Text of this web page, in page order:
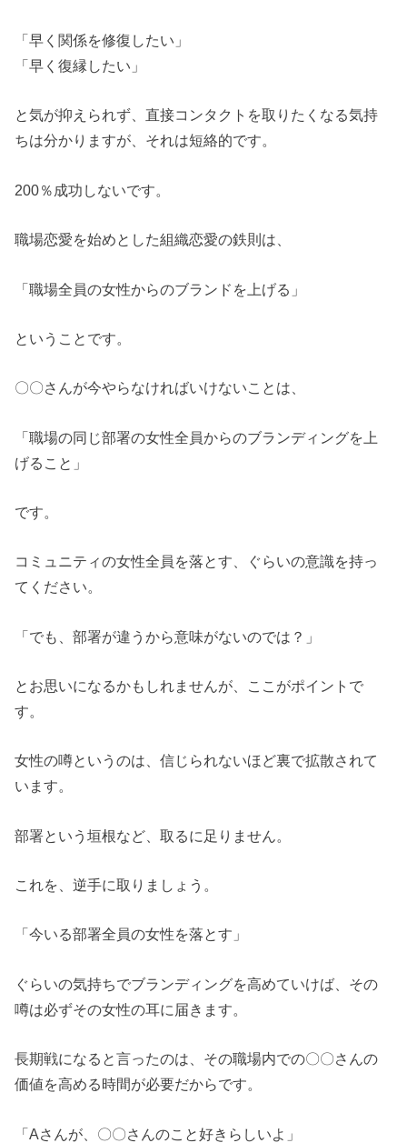
「早く関係を修復したい」
「早く復縁したい」
と気が抑えられず、直接コンタクトを取りたくなる気持
ちは分かりますが、それは短絡的です。
200％成功しないです。
職場恋愛を始めとした組織恋愛の鉄則は、
「職場全員の女性からのブランドを上げる」
ということです。
〇〇さんが今やらなければいけないことは、
「職場の同じ部署の女性全員からのブランディングを上
げること」
です。
コミュニティの女性全員を落とす、ぐらいの意識を持っ
てください。
「でも、部署が違うから意味がないのでは？」
とお思いになるかもしれませんが、ここがポイントで
す。
女性の噂というのは、信じられないほど裏で拡散されて
います。
部署という垣根など、取るに足りません。
これを、逆手に取りましょう。
「今いる部署全員の女性を落とす」
ぐらいの気持ちでブランディングを高めていけば、その
噂は必ずその女性の耳に届きます。
長期戦になると言ったのは、その職場内での〇〇さんの
価値を高める時間が必要だからです。
「Aさんが、〇〇さんのこと好きらしいよ」